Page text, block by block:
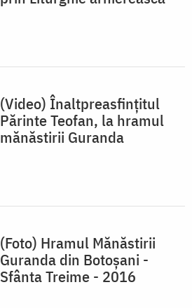
(Video) Înaltpreasfințitul
Părinte Teofan, la hramul
mănăstirii Guranda
(Foto) Hramul Mănăstirii
Guranda din Botoșani -
Sfânta Treime - 2016